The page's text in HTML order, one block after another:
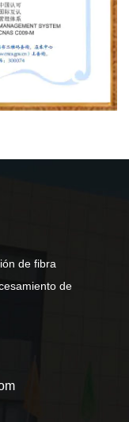
de fibra
de